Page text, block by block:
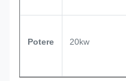
Potere 20kw